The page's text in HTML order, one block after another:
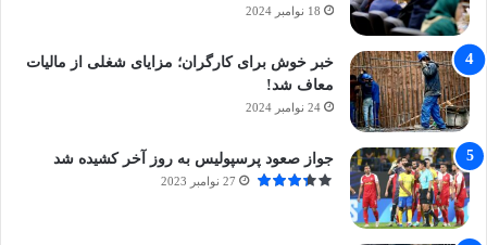
18 نوامبر 2024
خبر خوش برای کارگران؛ مزایای شغلی از مالیات
معاف شد!
24 نوامبر 2024
جواز صعود پرسپولیس به روز آخر کشیده شد
27 نوامبر 2023